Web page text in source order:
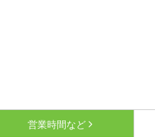
営業時間など